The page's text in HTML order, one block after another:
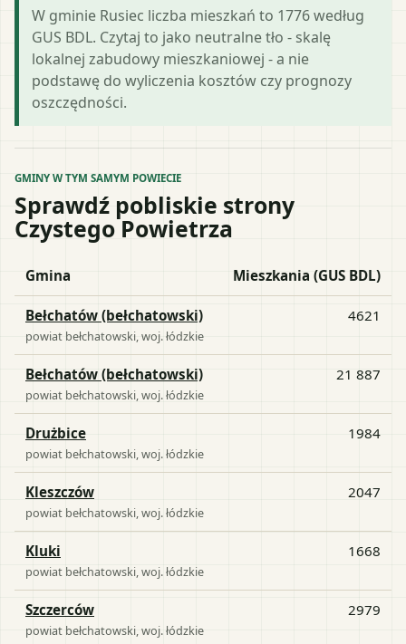
W gminie Rusiec liczba mieszkań to 1776 według
GUS BDL. Czytaj to jako neutralne tło - skalę
lokalnej zabudowy mieszkaniowej - a nie
podstawę do wyliczenia kosztów czy prognozy
oszczędności.
GMINY W TYM SAMYM POWIECIE
Sprawdź pobliskie strony
Czystego Powietrza
Gmina Mieszkania (GUS BDL)
Bełchatów (bełchatowski)
powiat bełchatowski , woj.łódzkie
4621
Bełchatów (bełchatowski)
powiat bełchatowski , woj.łódzkie
21 887
Drużbice
powiat bełchatowski , woj.łódzkie
1984
Kleszczów
powiat bełchatowski , woj.łódzkie
2047
Kluki
powiat bełchatowski , woj.łódzkie
1668
Szczerców
powiat bełchatowski , woj.łódzkie
2979